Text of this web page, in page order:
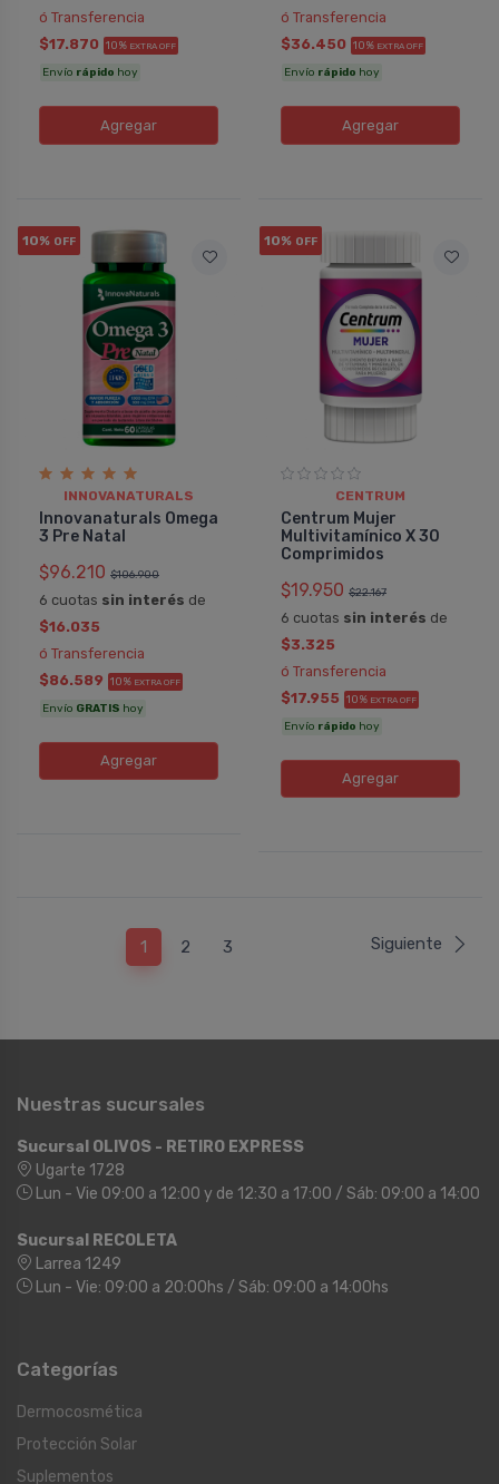
ó Transferencia
$17.870 10% EXTRA OFF
Envío rápido hoy
Agregar
ó Transferencia
$36.450 10% EXTRA OFF
Envío rápido hoy
Agregar
10% OFF
INNOVANATURALS
Innovanaturals Omega
3 Pre Natal
$96.210 $106.900
6 cuotas sin interés de
$16.035
ó Transferencia
$86.589 10% EXTRA OFF
Envío GRATIS hoy
Agregar
10% OFF
CENTRUM
Centrum Mujer
Multivitamínico X 30
Comprimidos
$19.950 $22.167
6 cuotas sin interés de
$3.325
ó Transferencia
$17.955 10% EXTRA OFF
Envío rápido hoy
Agregar
1 2 3 Siguiente
Nuestras sucursales
Sucursal OLIVOS - RETIRO EXPRESS
Ugarte 1728
Lun - Vie 09:00 a 12:00 y de 12:30 a 17:00 / Sáb: 09:00 a 14:00
Sucursal RECOLETA
Larrea 1249
Lun - Vie: 09:00 a 20:00hs / Sáb: 09:00 a 14:00hs
Categorías
Dermocosmética
Protección Solar
Suplementos